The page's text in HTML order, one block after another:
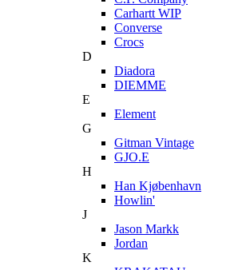
Carhartt WIP
Converse
Crocs
D
Diadora
DIEMME
E
Element
G
Gitman Vintage
GJO.E
H
Han Kjøbenhavn
Howlin'
J
Jason Markk
Jordan
K